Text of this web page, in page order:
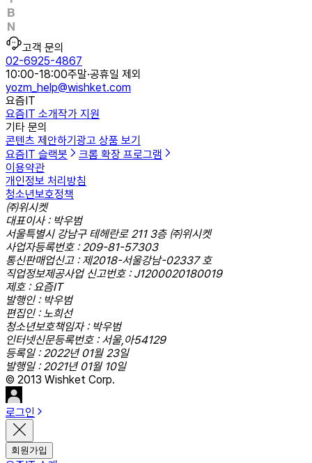
고객 문의
02-6925-4867
10:00-18:00주말·공휴일 제외
yozm_help@wishket.com
요즘IT
요즘IT 소개작가 지원
기타 문의
콘텐츠 제안하기 광고 상품 보기
요즘IT 슬랙봇
크롬 확장 프로그램
이용약관
개인정보 처리방침
청소년보호정책
㈜위시켓
대표이사 : 박우범
서울특별시 강남구 테헤란로 211 3층 ㈜위시켓
사업자등록번호 : 209-81-57303
통신판매업신고 : 제2018-서울강남-02337 호
직업정보제공사업 신고번호 : J1200020180019
제호 : 요즘IT
발행인 : 박우범
편집인 : 노희선
청소년보호책임자 : 박우범
인터넷신문등록번호 : 서울,아54129
등록일 : 2022년 01월 23일
발행일 : 2021년 01월 10일
© 2013 Wishket Corp.
로그인
회원가입